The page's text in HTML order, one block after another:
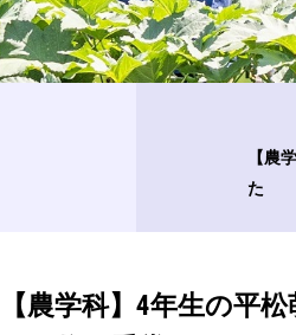
【農
た
【農学科】4年生の平